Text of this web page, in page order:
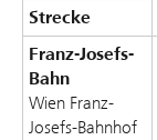
Strecke
Franz-Josefs-
Bahn
Wien Franz-
Josefs-Bahnhof